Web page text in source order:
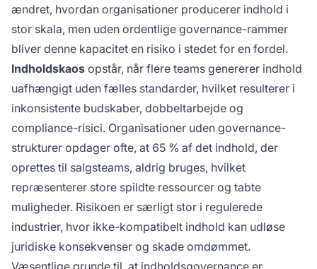
ændret, hvordan organisationer producerer indhold i
stor skala, men uden ordentlige governance-rammer
bliver denne kapacitet en risiko i stedet for en fordel.
Indholdskaos opstår, når flere teams genererer indhold
uafhængigt uden fælles standarder, hvilket resulterer i
inkonsistente budskaber, dobbeltarbejde og
compliance-risici. Organisationer uden governance-
strukturer opdager ofte, at 65 % af det indhold, der
oprettes til salgsteams, aldrig bruges, hvilket
repræsenterer store spildte ressourcer og tabte
muligheder. Risikoen er særligt stor i regulerede
industrier, hvor ikke-kompatibelt indhold kan udløse
juridiske konsekvenser og skade omdømmet.